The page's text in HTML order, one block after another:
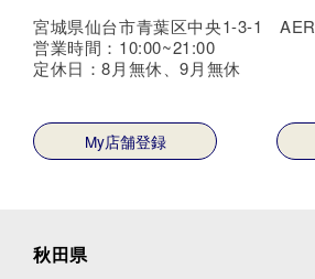
宮城県仙台市青葉区中央1-3-1
営業時間：10:00~21:00
定休日：8月無休、9月無休
My店舗登録
秋田県